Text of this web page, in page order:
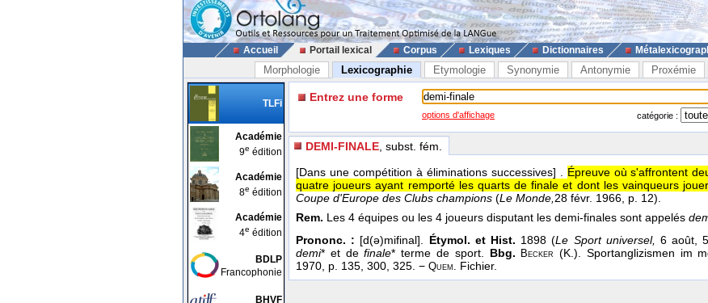
Accueil Portail lexical Corpus Lexiques Dictionnaires
Morphologie Lexicographie Etymologie Synonymie Antonymie Proxémie
TLFi
Académie
9e édition
Académie
8e édition
Académie
4e édition
BDLP
Francophonie
BHVF
Entrez une forme
options d'affichage catégorie :
DEMI-FINALE , subst. fém.
[Dans une compétition à éliminations successives] . Épreuve où s'affrontent
quatre joueurs ayant remporté les quarts de finale et dont les vainqueurs
Coupe d'Europe des Clubs champions (Le Monde,28 févr. 1966, p. 12).
Rem. Les 4 équipes ou les 4 joueurs disputant les demi-finales sont appelés
Prononc. : [d(ə)mifinal]. Étymol. et Hist. 1898 (Le Sport universel, 6 août,
demi* et definale* terme de sport. Bbg. Becker (K.). Sportanglizismen im
1970, p. 135, 300, 325. − Quem. Fichier.